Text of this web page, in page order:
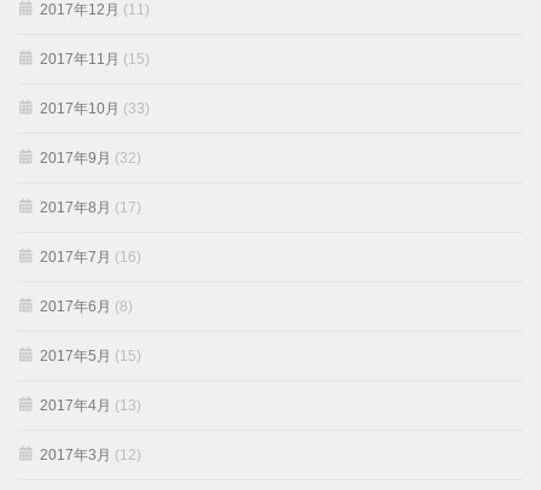
2017年12月 (11)
2017年11月 (15)
2017年10月 (33)
2017年9月 (32)
2017年8月 (17)
2017年7月 (16)
2017年6月 (8)
2017年5月 (15)
2017年4月 (13)
2017年3月 (12)